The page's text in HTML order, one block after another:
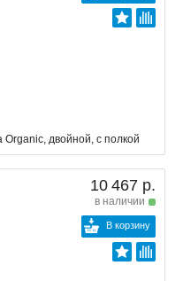
двойной, с полкой
10 467 р.
в наличии
В корзину